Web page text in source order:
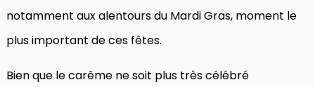
notamment aux alentours du Mardi Gras, moment le
plus important de ces fêtes.
Bien que le carême ne soit plus très célébré